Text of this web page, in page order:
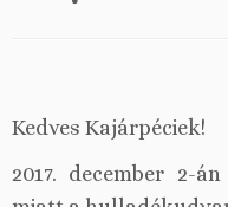
Kedves Kajárpéciek!
2017. december 2-